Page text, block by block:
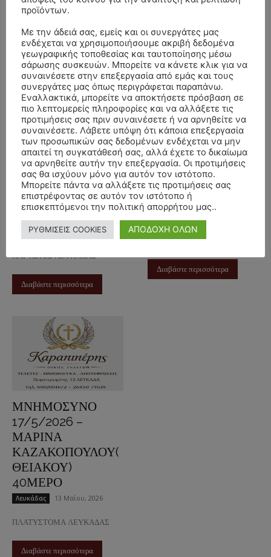
ΚΑΡΥΩΤΕΣ ΛΕΥΚΑΔΑΣ
Διαβάστε περισσότερα
ΜΝΗΜΟΣΥΝΟ
24/5/2026 –
ΛΑΜΠΡΟΣ
ΣΚΙΑΔΑΣ
40ΗΜΕΡΟ
Λευκάδας 19 Μαΐου, 2026
ΚΑΡΥΩΤΕΣ ΛΕΥΚΑΔΑΣ
Διαβάστε περισσότερα
ΜΝΗΜΟΣΥΝΟ
24/5/2026 –
ΣΟΦΙΑ ΛΑΖΑΡΗ
40ΗΜΕΡΟ
ΚΑΡΥΩΤΕΣ ΛΕΥΚΑΔΑΣ
Διαβάστε περισσότερα
ΜΝΗΜΟΣΥΝΟ
17/5/2026 –
ΜΑΡΙΝΑ
ΚΑΖΑΚΟΠΟΥΛΟΥ(
ΘΕΙΑΚΟΥ)
40ΜΕΡΟ
Λευκάδας 13 Μαΐου, 2026
ΠΛΑΤΥΣΤΟΜΑ ΛΕΥΚΑΔΑΣ
Διαβάστε περισσότερα
προϊόντων.
Με την άδειά σας, εμείς και οι συνεργάτες μας
ενδέχεται να χρησιμοποιήσουμε ακριβή δεδομένα
γεωγραφικής τοποθεσίας και ταυτοποίησης μέσω
σάρωσης συσκευών. Μπορείτε να κάνετε κλικ για να
συναινέσετε στην επεξεργασία από εμάς και τους
συνεργάτες μας όπως περιγράφεται παραπάνω.
Εναλλακτικά, μπορείτε να αποκτήσετε πρόσβαση σε
πιο λεπτομερείς πληροφορίες και να αλλάξετε τις
προτιμήσεις σας πριν συναινέσετε ή να αρνηθείτε να
συναινέσετε. Λάβετε υπόψη ότι κάποια επεξεργασία
των προσωπικών σας δεδομένων ενδέχεται να μην
απαιτεί τη συγκατάθεσή σας, αλλά έχετε το δικαίωμα
να αρνηθείτε αυτήν την επεξεργασία. Οι προτιμήσεις
σας θα ισχύουν μόνο για αυτόν τον ιστότοπο.
Μπορείτε πάντα να αλλάξετε τις προτιμήσεις σας
επιστρέφοντας σε αυτόν τον ιστότοπο ή
επισκεπτόμενοι την πολιτική απορρήτου μας..
ΡΥΘΜΙΣΕΙΣ COOKIES ΑΠΟΔΟΧΗ ΟΛΩΝ